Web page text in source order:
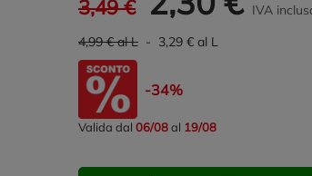
3,49 €
IVA
4,99 € al L - 3,29 € al L
-34%
Valida dal 06/08al 19/08